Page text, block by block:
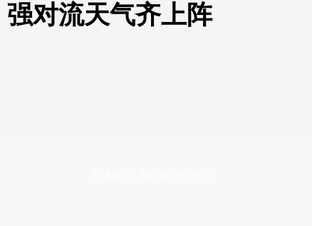
对流天气齐上阵